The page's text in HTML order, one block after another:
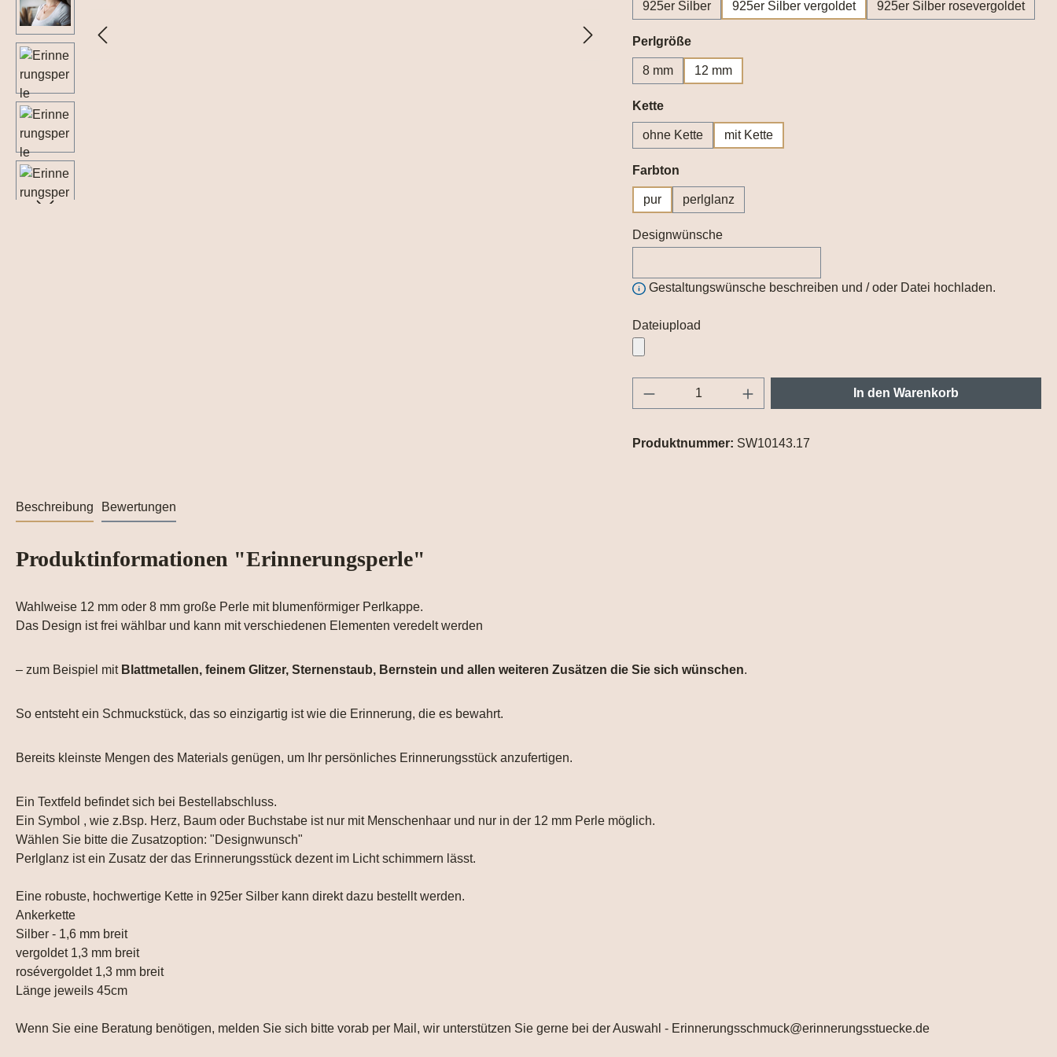
925er Silber 925er Silber vergoldet 925er Silber rosevergoldet
Perlgrößeauswählen
8 mm 12 mm
Ketteauswählen
ohne Kette mit Kette
Farbton
pur perlglanz
Designwünsche
Gestaltungswünsche beschreiben und / oder Datei hochladen.
Dateiupload
Produkt Anzahl: Gib den gewünschten Wert ein
In den Warenkorb
Produktnummer: SW10143.17
Beschreibung Bewertungen
Produktinformationen "Erinnerungsperle"
Wahlweise 12 mm oder 8 mm große Perle mit blumenförmiger Perlkappe.
Das Design ist frei wählbar und kann mit verschiedenen Elementen veredelt werden
– zum Beispiel mit Blattmetallen, feinem Glitzer, Sternenstaub, Bernstein und allen weiteren Zusätzen die Sie sich wünschen.
So entsteht ein Schmuckstück, das so einzigartig ist wie die Erinnerung, die es bewahrt.
Bereits kleinste Mengen des Materials genügen, um Ihr persönliches Erinnerungsstück anzufertigen.
Ein Textfeld befindet sich bei Bestellabschluss.
Ein Symbol , wie z.Bsp. Herz, Baum oder Buchstabe ist nur mit Menschenhaar und nur in der 12 mm Perle möglich.
Wählen Sie bitte die Zusatzoption: "Designwunsch"
Perlglanz ist ein Zusatz der das Erinnerungsstück dezent im Licht schimmern lässt.
Eine robuste, hochwertige Kette in 925er Silber kann direkt dazu bestellt werden.
Ankerkette
Silber - 1,6 mm breit
vergoldet 1,3 mm breit
rosévergoldet 1,3 mm breit
Länge jeweils 45cm
Wenn Sie eine Beratung benötigen, melden Sie sich bitte vorab per Mail, wir unterstützen Sie gerne bei der Auswahl - Erinnerungsschmuck@erinnerungsstuecke.de